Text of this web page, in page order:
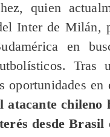
quien
Inter de Milán,
en
Tras
oportunidades en
l atacante chileno
desde Brasil